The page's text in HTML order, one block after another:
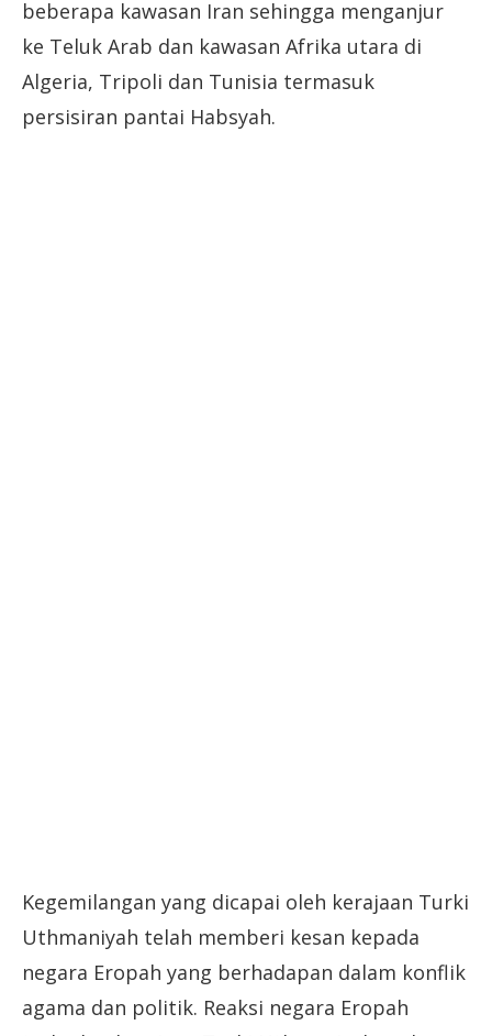
beberapa kawasan Iran sehingga menganjur
ke Teluk Arab dan kawasan Afrika utara di
Algeria, Tripoli dan Tunisia termasuk
persisiran pantai Habsyah.
Kegemilangan yang dicapai oleh kerajaan Turki
Uthmaniyah telah memberi kesan kepada
negara Eropah yang berhadapan dalam konflik
agama dan politik. Reaksi negara Eropah